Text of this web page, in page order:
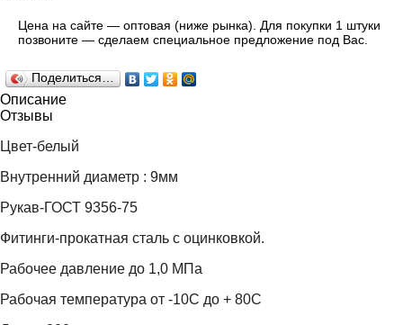
Цена на сайте — оптовая (ниже рынка). Для покупки 1 штуки
позвоните — сделаем специальное предложение под Вас.
Поделиться…
Описание
Отзывы
Цвет-белый
Внутренний диаметр : 9мм
Рукав-ГОСТ 9356-75
Фитинги-прокатная сталь с оцинковкой.
Рабочее давление до 1,0 МПа
Рабочая температура от -10С до + 80С